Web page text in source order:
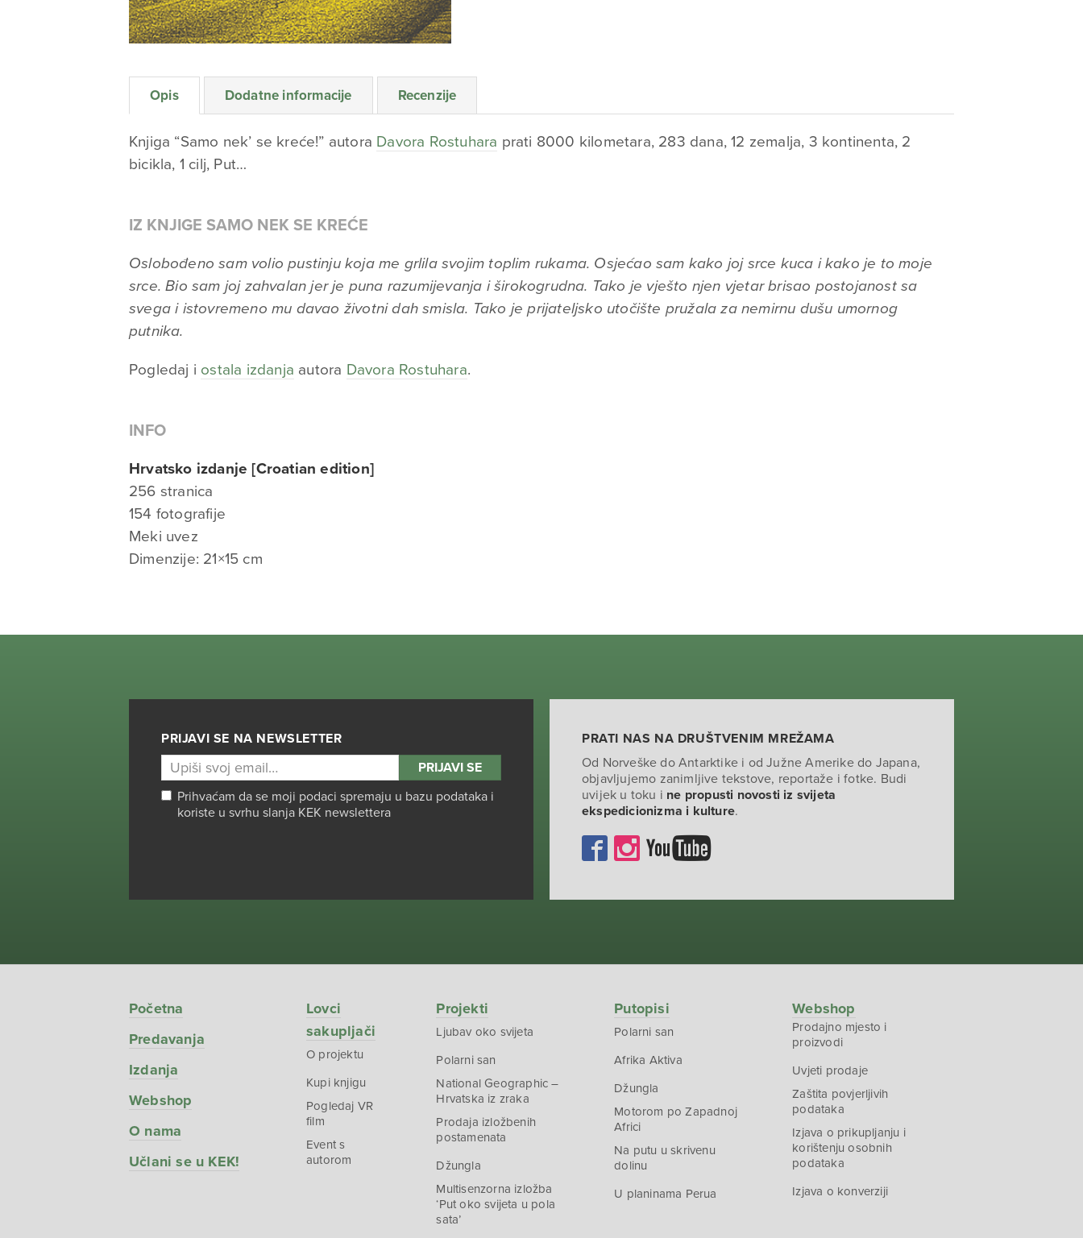
Opis Dodatne informacije Recenzije
Knjiga “Samo nek’ se kreće!” autora Davora Rostuhara prati 8000 kilometara, 283 dana, 12 zemalja, 3 kontinenta, 2
bicikla, 1 cilj, Put…
IZ KNJIGE SAMO NEK SE KREĆE
Oslobođeno sam volio pustinju koja me grlila svojim toplim rukama. Osjećao sam kako joj srce kuca i kako je to moje
srce. Bio sam joj zahvalan jer je puna razumijevanja i širokogrudna. Tako je vješto njen vjetar brisao postojanost sa
svega i istovremeno mu davao životni dah smisla. Tako je prijateljsko utočište pružala za nemirnu dušu umornog
putnika.
Pogledaj i ostala izdanja autora Davora Rostuhara.
INFO
Hrvatsko izdanje [Croatian edition]
256 stranica
154 fotografije
Meki uvez
Dimenzije: 21×15 cm
PRIJAVI SE NA NEWSLETTER
Prihvaćam da se moji podaci spremaju u bazu podataka i
koriste u svrhu slanja KEK newslettera
PRATI NAS NA DRUŠTVENIM MREŽAMA
Od Norveške do Antarktike i od Južne Amerike do Japana,
objavljujemo zanimljive tekstove, reportaže i fotke. Budi
uvijek u toku i ne propusti novosti iz svijeta
ekspedicionizma i kulture.
Početna
Predavanja
Izdanja
Webshop
O nama
Učlani se u KEK!
Lovci
sakupljači
O projektu
Kupi knjigu
Pogledaj VR
film
Event s
autorom
Projekti
Ljubav oko svijeta
Polarni san
National Geographic –
Hrvatska iz zraka
Prodaja izložbenih
postamenata
Džungla
Multisenzorna izložba
‘Put oko svijeta u pola
sata’
Putopisi
Polarni san
Afrika Aktiva
Džungla
Motorom po Zapadnoj
Africi
Na putu u skrivenu
dolinu
U planinama Perua
Webshop
Prodajno mjesto i
proizvodi
Uvjeti prodaje
Zaštita povjerljivih
podataka
Izjava o prikupljanju i
korištenju osobnih
podataka
Izjava o konverziji